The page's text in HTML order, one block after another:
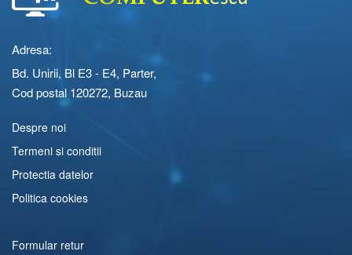
Adresa:
Bd. Unirii, Bl E3 - E4, Parter,
Cod postal 120272, Buzau
Despre noi
Termeni si conditii
Protectia datelor
Politica cookies
Formular retur